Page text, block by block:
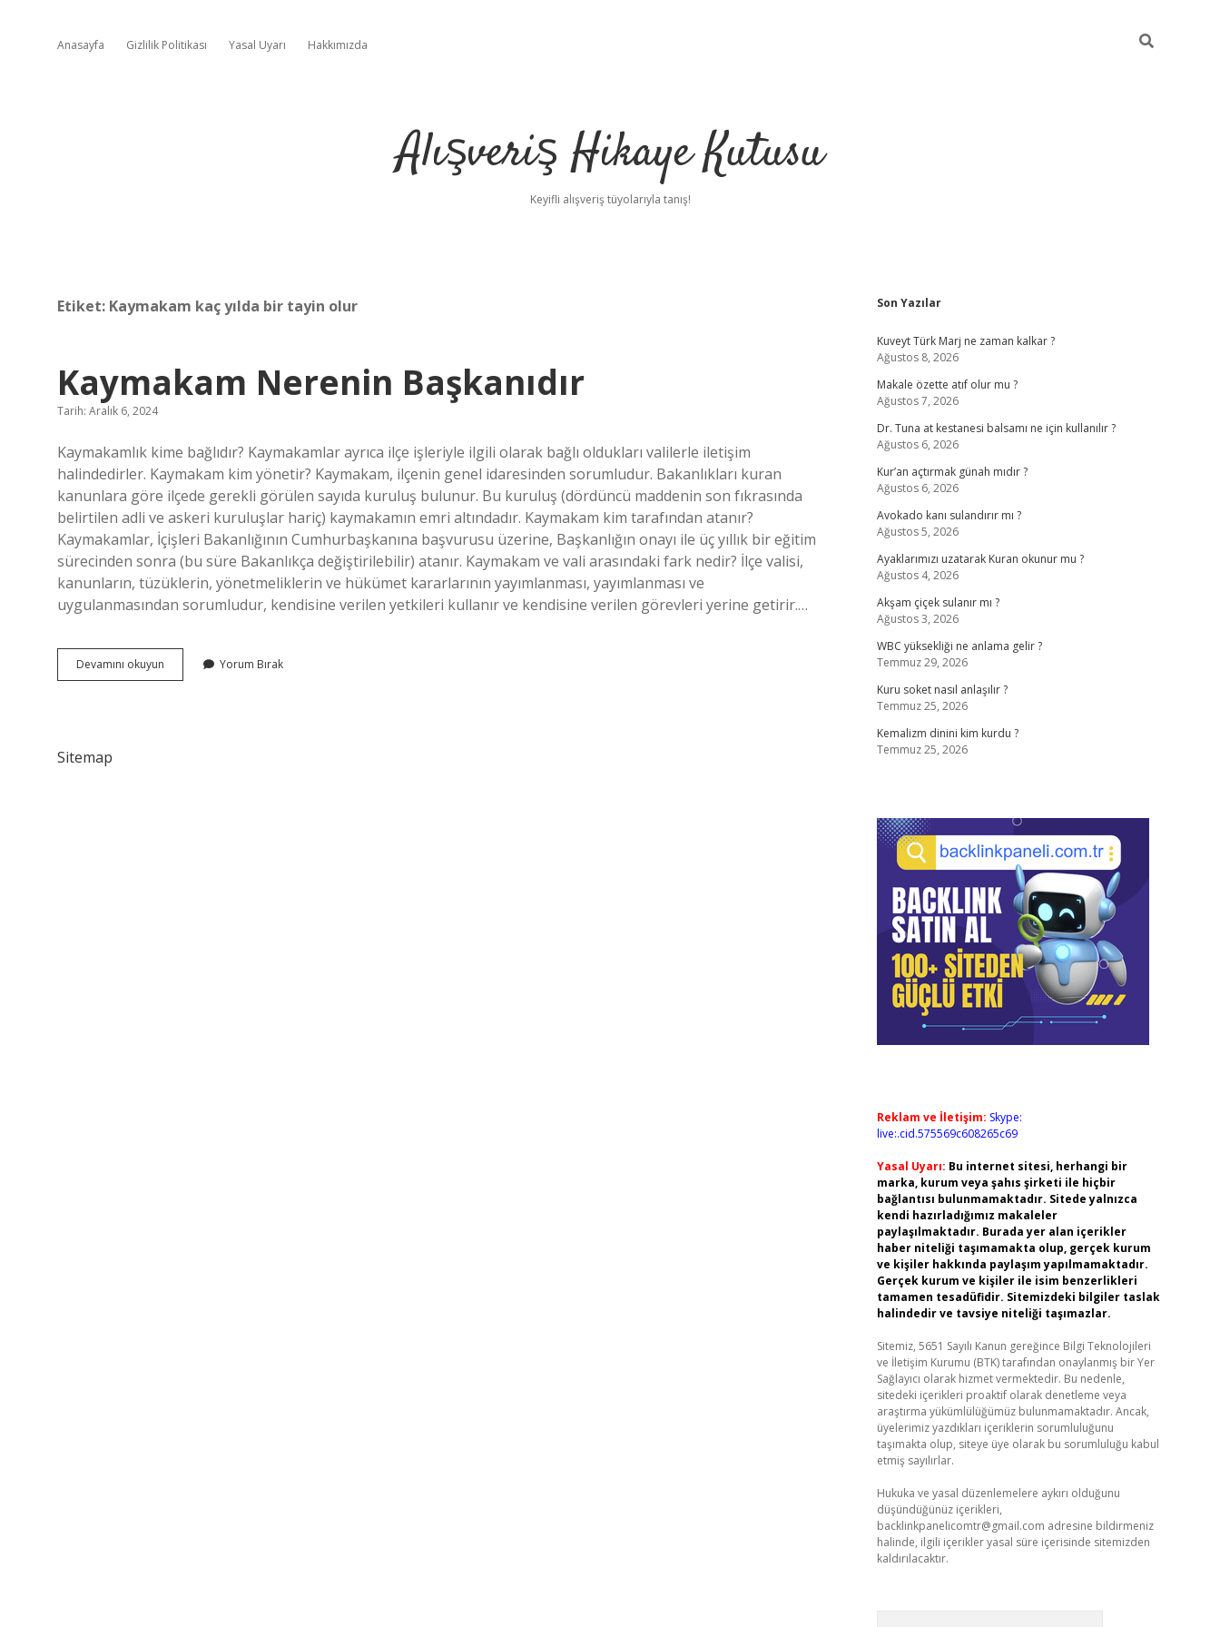
Anasayfa Gizlilik Politikası Yasal Uyarı Hakkımızda
Alışveriş Hikaye Kutusu
Keyifli alışveriş tüyolarıyla tanış!
Etiket: Kaymakam kaç yılda bir tayin olur
Kaymakam Nerenin Başkanıdır
Tarih: Aralık 6, 2024
Kaymakamlık kime bağlıdır? Kaymakamlar ayrıca ilçe işleriyle ilgili olarak bağlı oldukları valilerle iletişim
halindedirler. Kaymakam kim yönetir? Kaymakam, ilçenin genel idaresinden sorumludur. Bakanlıkları kuran
kanunlara göre ilçede gerekli görülen sayıda kuruluş bulunur. Bu kuruluş (dördüncü maddenin son fıkrasında
belirtilen adli ve askeri kuruluşlar hariç) kaymakamın emri altındadır. Kaymakam kim tarafından atanır?
Kaymakamlar, İçişleri Bakanlığının Cumhurbaşkanına başvurusu üzerine, Başkanlığın onayı ile üç yıllık bir eğitim
sürecinden sonra (bu süre Bakanlıkça değiştirilebilir) atanır. Kaymakam ve vali arasındaki fark nedir? İlçe valisi,
kanunların, tüzüklerin, yönetmeliklerin ve hükümet kararlarının yayımlanması, yayımlanması ve
uygulanmasından sorumludur, kendisine verilen yetkileri kullanır ve kendisine verilen görevleri yerine getirir.…
Devamını okuyun Kaymakam
Nerenin
Yorum Bırak
Sitemap
Sidebar
Son Yazılar
Kuveyt Türk Marj ne zaman kalkar ?
Ağustos 8, 2026
Makale özette atıf olur mu ?
Ağustos 7, 2026
Dr. Tuna at kestanesi balsamı ne için kullanılır ?
Ağustos 6, 2026
Kur’an açtırmak günah mıdır ?
Ağustos 6, 2026
Avokado kanı sulandırır mı ?
Ağustos 5, 2026
Ayaklarımızı uzatarak Kuran okunur mu ?
Ağustos 4, 2026
Akşam çiçek sulanır mı ?
Ağustos 3, 2026
WBC yüksekliği ne anlama gelir ?
Temmuz 29, 2026
Kuru soket nasıl anlaşılır ?
Temmuz 25, 2026
Kemalizm dinini kim kurdu ?
Temmuz 25, 2026
Reklam ve İletişim: Skype:
live:.cid.575569c608265c69
Yasal Uyarı: Bu internet sitesi, herhangi bir
marka, kurum veya şahıs şirketi ile hiçbir
bağlantısı bulunmamaktadır. Sitede yalnızca
kendi hazırladığımız makaleler
paylaşılmaktadır. Burada yer alan içerikler
haber niteliği taşımamakta olup, gerçek kurum
ve kişiler hakkında paylaşım yapılmamaktadır.
Gerçek kurum ve kişiler ile isim benzerlikleri
tamamen tesadüfidir. Sitemizdeki bilgiler taslak
halindedir ve tavsiye niteliği taşımazlar.
Sitemiz, 5651 Sayılı Kanun gereğince Bilgi Teknolojileri
ve İletişim Kurumu (BTK) tarafından onaylanmış bir Yer
Sağlayıcı olarak hizmet vermektedir. Bu nedenle,
sitedeki içerikleri proaktif olarak denetleme veya
araştırma yükümlülüğümüz bulunmamaktadır. Ancak,
üyelerimiz yazdıkları içeriklerin sorumluluğunu
taşımakta olup, siteye üye olarak bu sorumluluğu kabul
etmiş sayılırlar.
Hukuka ve yasal düzenlemelere aykırı olduğunu
düşündüğünüz içerikleri,
backlinkpanelicomtr@gmail.com adresine bildirmeniz
halinde, ilgili içerikler yasal süre içerisinde sitemizden
kaldırılacaktır.